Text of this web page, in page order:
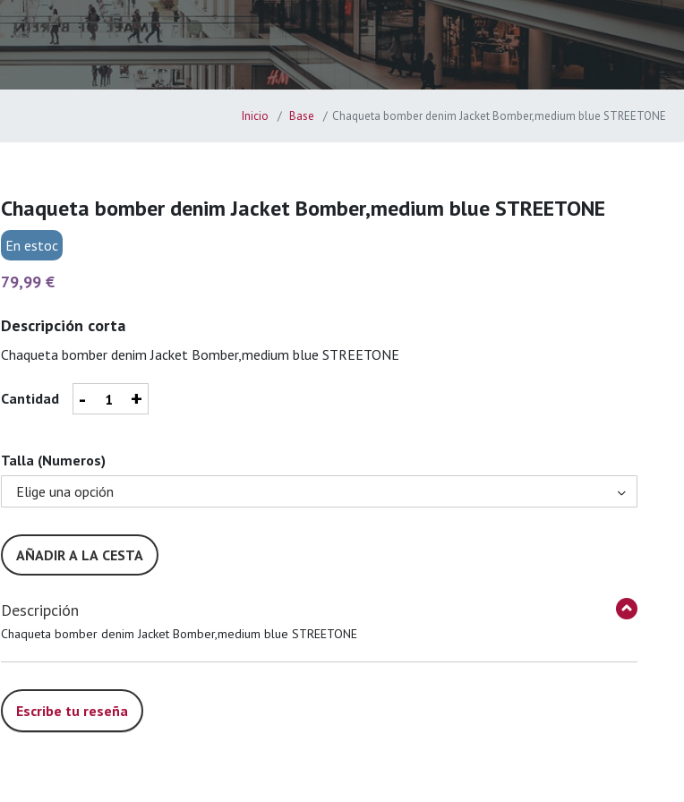
Inicio Base Chaqueta bomber denim Jacket Bomber,medium blue STREETONE
Chaqueta bomber denim Jacket Bomber,medium blue STREETONE
En estoc
79,99 €
Descripción corta
Chaqueta bomber denim Jacket Bomber,medium blue STREETONE
Cantidad - +
Talla (Numeros)
AÑADIR A LA CESTA
Descripción
Chaqueta bomber denim Jacket Bomber,medium blue STREETONE
Escribe tu reseña